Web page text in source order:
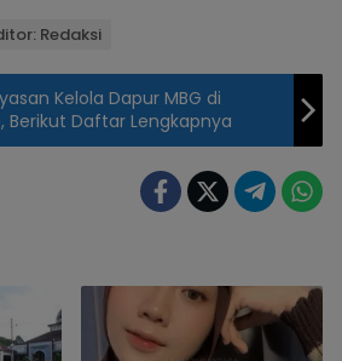
Redaksi
Kelola Dapur MBG di
Berikut Daftar Lengkapnya